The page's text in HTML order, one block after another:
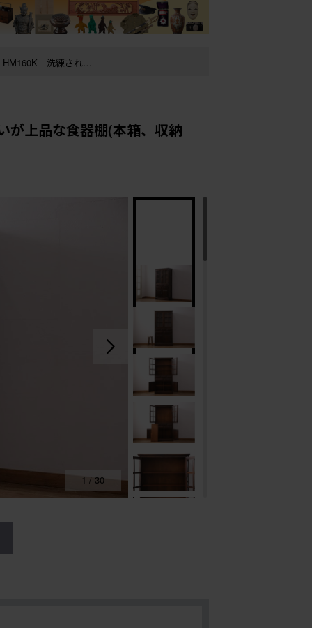
ト)(R-049503)
上品な食器棚(本箱、収納
1 /30